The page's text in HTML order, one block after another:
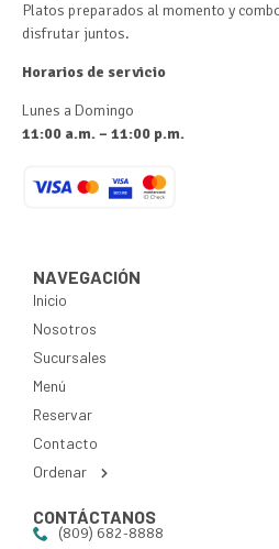
Platos preparados al momento y
disfrutar juntos.
Horarios de servicio
Lunes a Domingo
11:00 a.m. – 11:00 p.m.
NAVEGACIÓN
Inicio
Nosotros
Sucursales
Menú
Reservar
Contacto
Ordenar
CONTÁCTANOS
(809) 682-8888